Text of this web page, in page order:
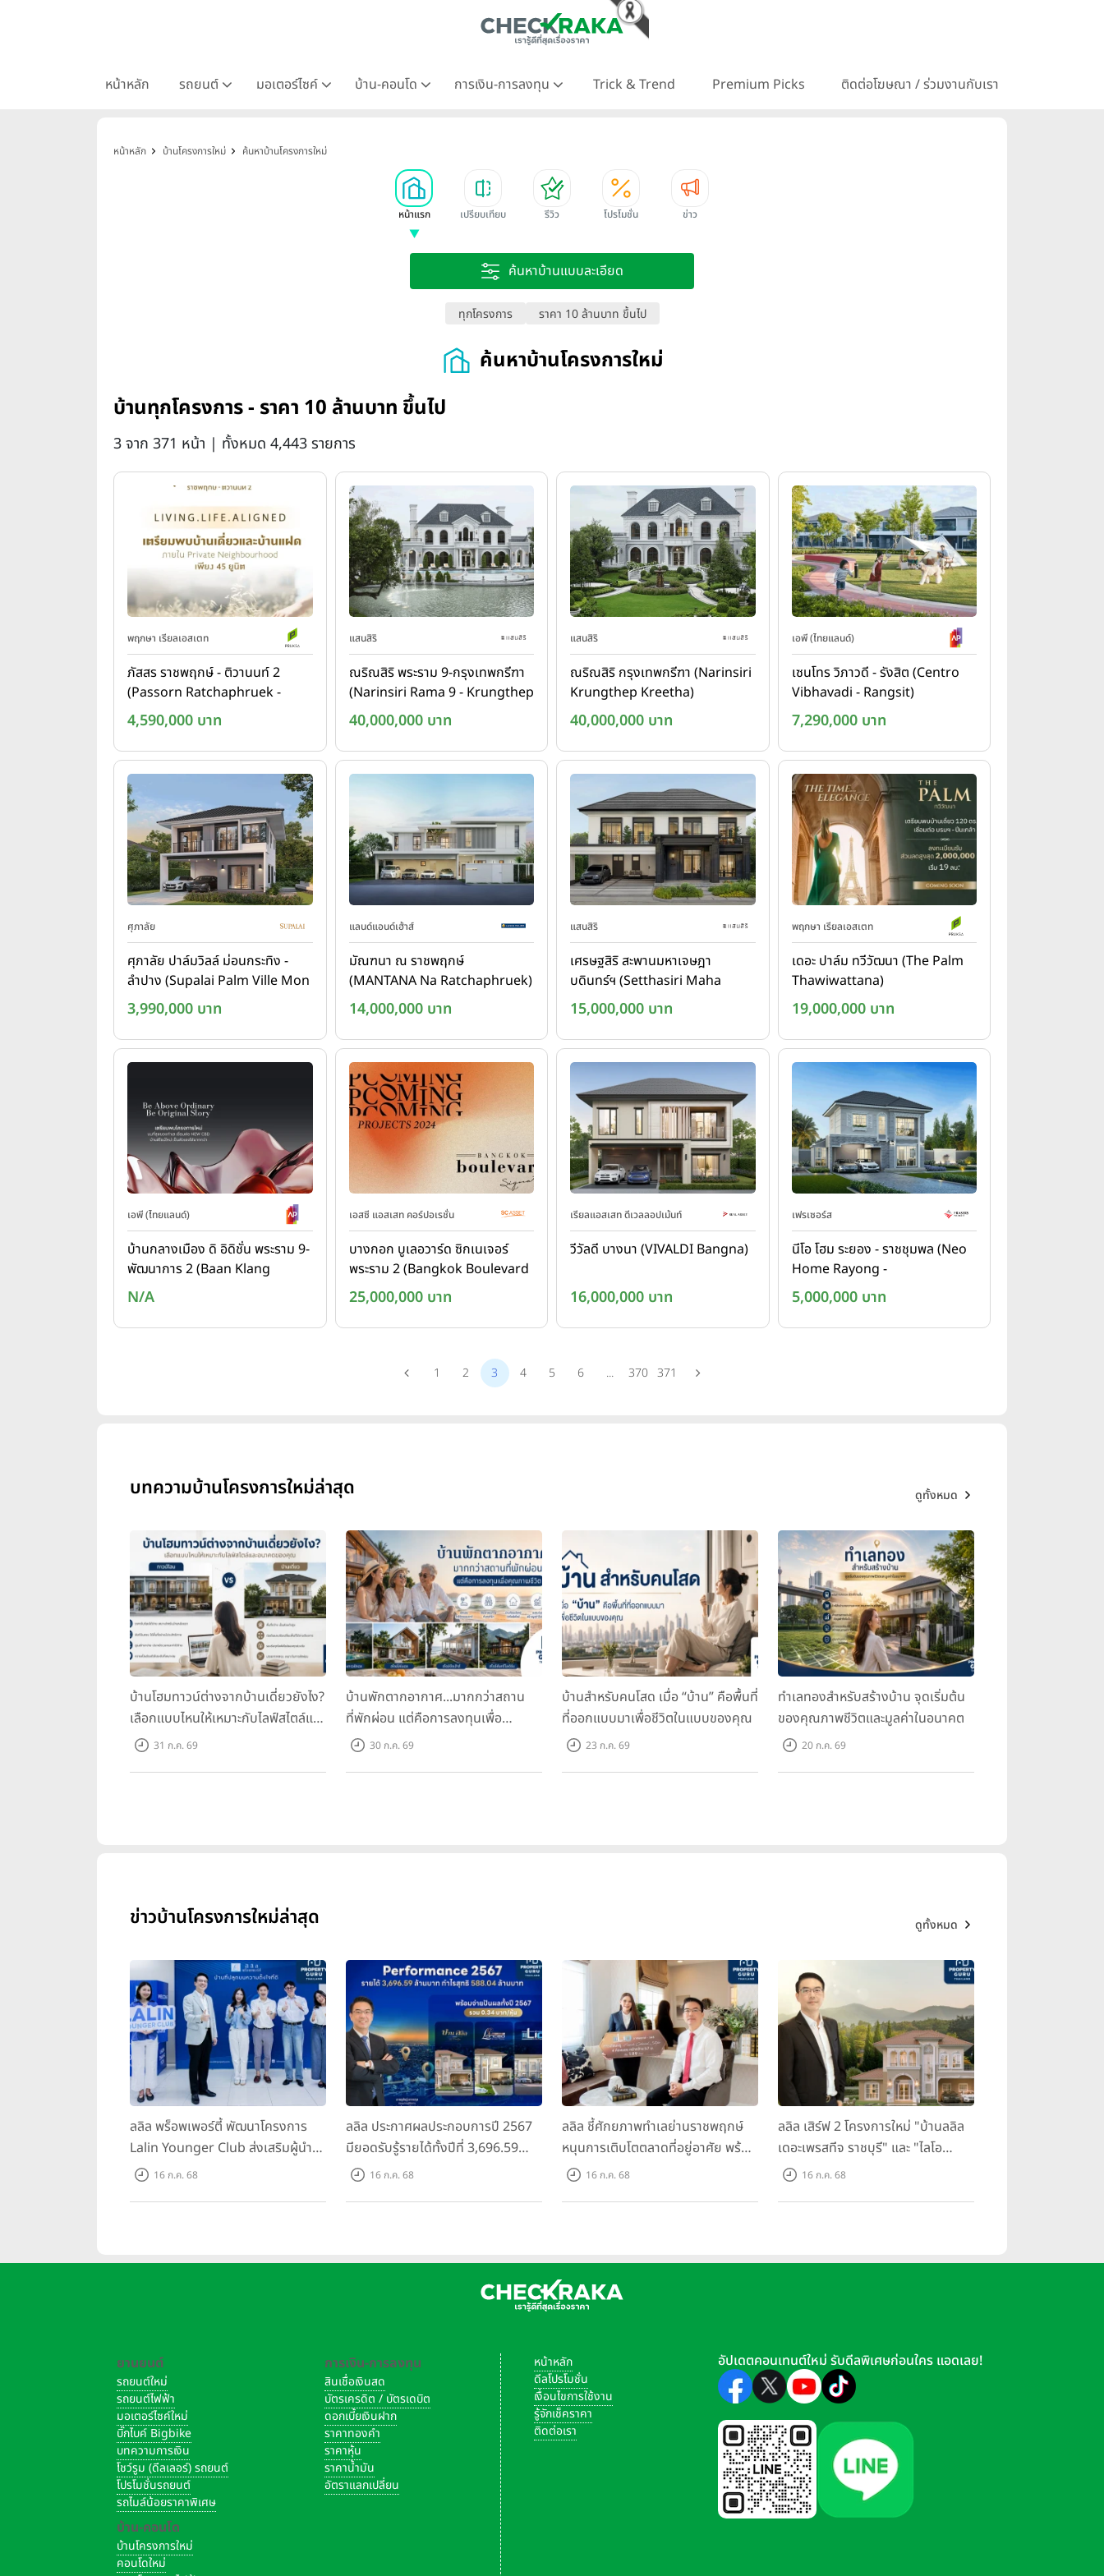
หน้าหลัก รถยนต์ มอเตอร์ไซค์ บ้าน-คอนโด การเงิน-การลงทุน Trick & Trend Premium Picks ติดต่อโฆษณา / ร่วมงานกับเรา
หน้าหลัก บ้านโครงการใหม่ ค้นหาบ้านโครงการใหม่
หน้าแรก เปรียบเทียบ รีวิว โปรโมชั่น ข่าว
ค้นหาบ้านแบบละเอียด
ทุกโครงการ ราคา 10 ล้านบาท ขึ้นไป
ค้นหาบ้านโครงการใหม่
บ้านทุกโครงการ - ราคา 10 ล้านบาท ขึ้นไป
3 จาก 371 หน้า | ทั้งหมด 4,443 รายการ
พฤกษา เรียลเอสเตท
ภัสสร ราชพฤกษ์ - ติวานนท์ 2
(Passorn Ratchaphruek -
Tiwanon 2)
4,590,000 บาท
แสนสิริ
ณริณสิริ พระราม 9-กรุงเทพกรีฑา
(Narinsiri Rama 9 - Krungthep
Kreetha)
40,000,000 บาท
แสนสิริ
ณริณสิริ กรุงเทพกรีฑา (Narinsiri
Krungthep Kreetha)
40,000,000 บาท
เอพี (ไทยแลนด์)
เซนโทร วิภาวดี - รังสิต (Centro
Vibhavadi - Rangsit)
7,290,000 บาท
ศุภาลัย
ศุภาลัย ปาล์มวิลล์ ม่อนกระทิง -
ลำปาง (Supalai Palm Ville Mon
Krathing - Lampang)
3,990,000 บาท
แลนด์แอนด์เฮ้าส์
มัณฑนา ณ ราชพฤกษ์
(MANTANA Na Ratchaphruek)
14,000,000 บาท
แสนสิริ
เศรษฐสิริ สะพานมหาเจษฎา
บดินทร์ฯ (Setthasiri Maha
Chesadabodin Bridge)
15,000,000 บาท
พฤกษา เรียลเอสเตท
เดอะ ปาล์ม ทวีวัฒนา (The Palm
Thawiwattana)
19,000,000 บาท
เอพี (ไทยแลนด์)
บ้านกลางเมือง ดิ อิดิชั่น พระราม 9-
พัฒนาการ 2 (Baan Klang
Mueng The Edition Rama 9 -
Phatthanakan 2)
N/A
เอสซี แอสเสท คอร์ปอเรชั่น
บางกอก บูเลอวาร์ด ซิกเนเจอร์
พระราม 2 (Bangkok Boulevard
Signature Rama 2)
25,000,000 บาท
เรียลแอสเสท ดีเวลลอปเม้นท์
วีวัลดี บางนา (VIVALDI Bangna)
16,000,000 บาท
เฟรเซอร์ส
นีโอ โฮม ระยอง - ราชชุมพล (Neo
Home Rayong -
Ratchumphon)
5,000,000 บาท
1 2 3 4 5 6 ... 370 371
บทความบ้านโครงการใหม่ล่าสุด ดูทั้งหมด
บ้านโฮมทาวน์ต่างจากบ้านเดี่ยวยังไง?
เลือกแบบไหนให้เหมาะกับไลฟ์สไตล์และ
อนาคตของคุณ
31 ก.ค. 69
บ้านพักตากอากาศ...มากกว่าสถาน
ที่พักผ่อน แต่คือการลงทุนเพื่อ
คุณภาพชีวิต
30 ก.ค. 69
บ้านสำหรับคนโสด เมื่อ “บ้าน” คือพื้นที่
ที่ออกแบบมาเพื่อชีวิตในแบบของคุณ
23 ก.ค. 69
ทำเลทองสำหรับสร้างบ้าน จุดเริ่มต้น
ของคุณภาพชีวิตและมูลค่าในอนาคต
20 ก.ค. 69
ข่าวบ้านโครงการใหม่ล่าสุด ดูทั้งหมด
ลลิล พร็อพเพอร์ตี้ พัฒนาโครงการ
Lalin Younger Club ส่งเสริมผู้นำ
รุ่นใหม่ พัฒนาองค์กรสู่อนาคต
16 ก.ค. 68
ลลิล ประกาศผลประกอบการปี 2567
มียอดรับรู้รายได้ทั้งปีที่ 3,696.59
ล้านบาท กำไรสุทธิ 588.04 ล้านบาท
16 ก.ค. 68
ลลิล ชี้ศักยภาพทำเลย่านราชพฤกษ์
หนุนการเติบโตตลาดที่อยู่อาศัย พร้อม
เปิดตัวโครงการใหม่ "ไลโอ
16 ก.ค. 68
ลลิล เสิร์ฟ 2 โครงการใหม่ "บ้านลลิล
เดอะเพรสทีจ ราชบุรี" และ "ไลโอ
ราชบุรี" บ้าน และทาวน์โฮมสไตล์
16 ก.ค. 68
ยานยนต์
รถยนต์ใหม่
รถยนต์ไฟฟ้า
มอเตอร์ไซค์ใหม่
บิ๊กไบค์ Bigbike
บทความการเงิน
โชว์รูม (ดีลเลอร์) รถยนต์
โปรโมชั่นรถยนต์
รถไมล์น้อยราคาพิเศษ
บ้าน-คอนโด
บ้านโครงการใหม่
คอนโดใหม่
การเงิน-การลงทุน
สินเชื่อเงินสด
บัตรเครดิต / บัตรเดบิต
ดอกเบี้ยเงินฝาก
ราคาทองคำ
ราคาหุ้น
ราคาน้ำมัน
อัตราแลกเปลี่ยน
หน้าหลัก
ดีลโปรโมชั่น
เงื่อนไขการใช้งาน
รู้จักเช็คราคา
ติดต่อเรา
อัปเดตคอนเทนต์ใหม่ รับดีลพิเศษก่อนใคร แอดเลย!